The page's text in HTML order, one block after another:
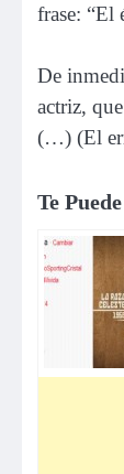
frase: “El
De
actriz,
(…) (El
Te